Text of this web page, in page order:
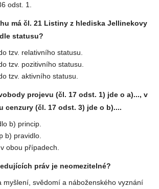
odst. 1.
má čl. 21 Listiny z hlediska Jellinekovy
statusu?
tzv. relativního statusu.
tzv. pozitivního statusu.
tzv. aktivního statusu.
projevu (čl. 17 odst. 1) jde o a)..., v
cenzury (čl. 17 odst. 3) jde o b)....
b) princip.
b) pravidlo.
obou případech.
práv je neomezitelné?
myšlení, svědomí a náboženského vyznání